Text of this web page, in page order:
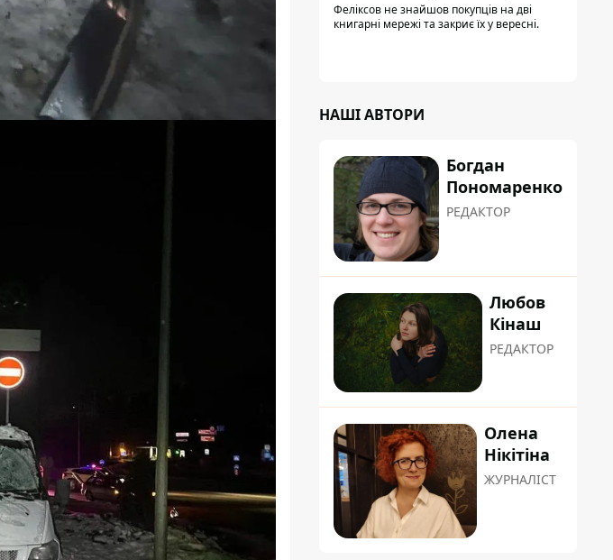
Феліксов не знайшов покупців на дві
книгарні мережі та закриє їх у вересні.
НАШІ АВТОРИ
Богдан
Пономаренко
РЕДАКТОР
Любов
Кінаш
РЕДАКТОР
Олена
Нікітіна
ЖУРНАЛІСТ